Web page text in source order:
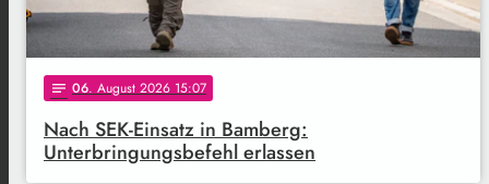
notes 06. August 2026 15:07
Nach SEK-Einsatz in Bamberg:
Unterbringungsbefehl erlassen